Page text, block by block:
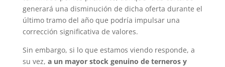
generará una disminución de dicha oferta durante el
último tramo del año que podría impulsar una
corrección significativa de valores.
Sin embargo, si lo que estamos viendo responde, a
su vez, a un mayor stock genuino de terneros y